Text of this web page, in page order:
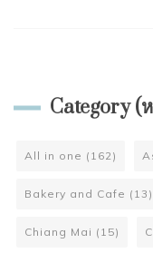
Category (
All in one (162)
Bakery and Cafe (13)
Chiang Mai (15)